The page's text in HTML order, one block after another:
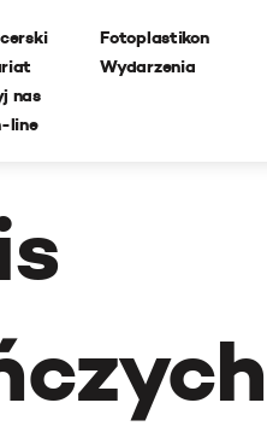
nas
line
Fotoplastikon
Wydarzenia